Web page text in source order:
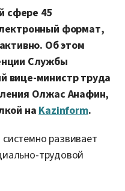
сфере 45
формат,
Об этом
Службы
вице-министр труда
Олжас Анафин,
на Kazinform.
развивает
трудовой